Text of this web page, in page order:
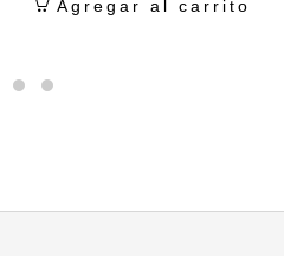
Agregar al carrito